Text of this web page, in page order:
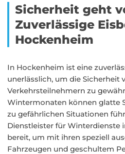
Sicherheit geht
Zuverlässige
Hockenheim
In Hockenheim ist eine
unerlässlich, um die Sicherheit
Verkehrsteilnehmern zu
Wintermonaten können glatte
zu gefährlichen Situationen
Dienstleister für Winterdienste
bereit, um mit ihren speziell
Fahrzeugen und geschultem